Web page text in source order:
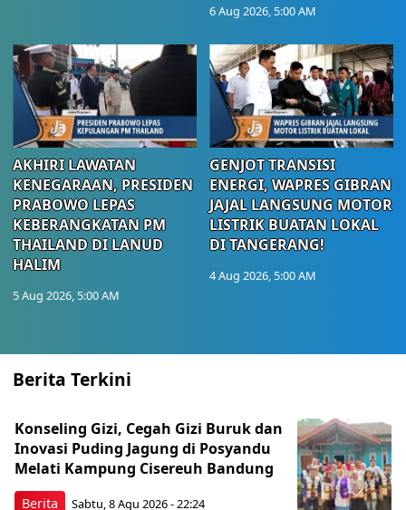
6 Aug 2026, 5:00 AM
AKHIRI LAWATAN
KENEGARAAN, PRESIDEN
PRABOWO LEPAS
KEBERANGKATAN PM
THAILAND DI LANUD
HALIM
5 Aug 2026, 5:00 AM
GENJOT TRANSISI
ENERGI, WAPRES GIBRAN
JAJAL LANGSUNG MOTOR
LISTRIK BUATAN LOKAL
DI TANGERANG!
4 Aug 2026, 5:00 AM
Berita Terkini
Berita
Konseling Gizi, Cegah Gizi Buruk dan
Inovasi Puding Jagung di Posyandu
Melati Kampung Cisereuh Bandung
Sabtu, 8 Agu 2026 - 22:24